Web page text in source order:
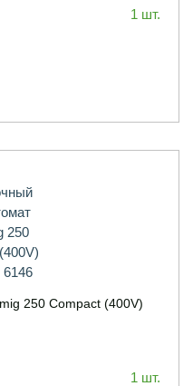
1 шт.
250 Compact (400V)
1 шт.